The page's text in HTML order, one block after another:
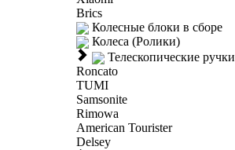
Brics
Колесные блоки в сборе
Колеса (Ролики)
Телескопические ручки
Roncato
TUMI
Samsonite
Rimowa
American Tourister
Delsey